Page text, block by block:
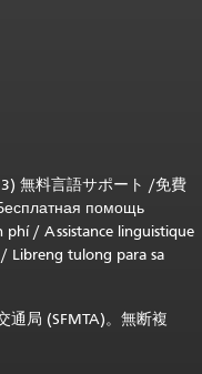
無料言語サポート /免費
помощь
phí/ Assistance linguistique
/ Libreng tulong para sa
通局 (SFMTA)。無断複